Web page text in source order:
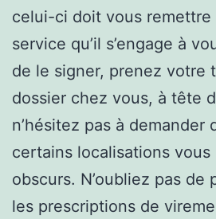
celui-ci doit vous remettre
service qu’il s’engage à
de le signer, prenez votre
dossier chez vous, à tête
n’hésitez pas à demander
certains localisations vous
obscurs. N’oubliez pas de
les prescriptions de